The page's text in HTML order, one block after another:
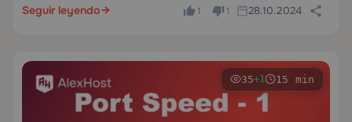
web adecuadas te…
Seguir leyendo 1 1 28.10.2024
35+1 15 min